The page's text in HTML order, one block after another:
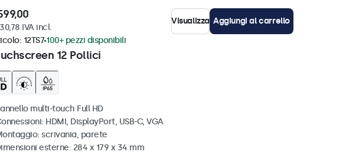
IVA incl.
Visualizza Aggiungi al carrello
12 Pollici
12TS7 100+ pezzi disponibili
multi-touch Full HD
HDMI, DisplayPort, USB-C, VGA
scrivania, parete
esterne: 284 x 179 x 34 mm